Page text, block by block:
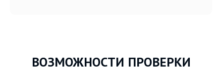
ВОЗМОЖНОСТИ ПРОВЕРКИ